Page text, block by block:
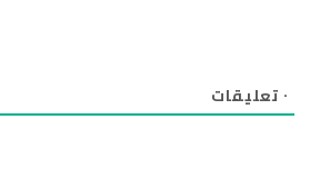
٠ تعليقات